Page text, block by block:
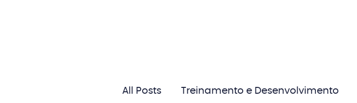
All Posts Treinamento e Desenvolvimento